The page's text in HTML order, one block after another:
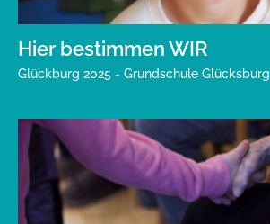
Hier bestimmen WIR
Glückburg 2025 - Grundschule Glücksburg